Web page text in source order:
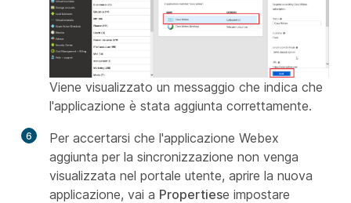
Viene visualizzato un messaggio che indica che
l'applicazione è stata aggiunta correttamente.
6
Per accertarsi che l'applicazione Webex
aggiunta per la sincronizzazione non venga
visualizzata nel portale utente, aprire la nuova
applicazione, vai a Propertiese impostare